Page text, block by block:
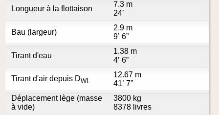
Longueur à la flottaison
7.3 m
24’
Bau (largeur)
2.9 m
9’ 6”
Tirant d'eau
1.38 m
4’ 6”
Tirant d'air depuis DWL
12.67 m
41’ 7”
Déplacement lège (masse
à vide)
3800 kg
8378 livres